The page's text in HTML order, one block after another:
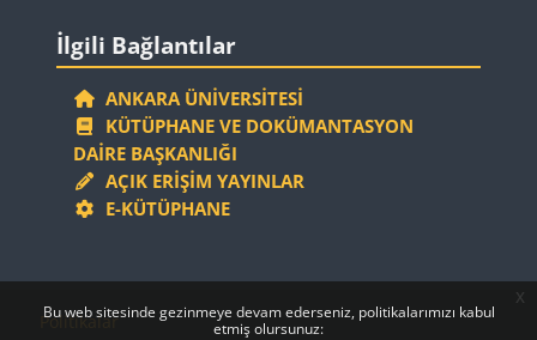
Bu web sitesinde gezinmeye devam ederseniz, politikalarımızı kabul
etmiş olursunuz:
x
Bloklar
İlgili Bağlantılar
ANKARA ÜNIVERSITESI
KÜTÜPHANE VE DOKÜMANTASYON
DAIRE BAŞKANLIĞI
AÇIK ERIŞIM YAYINLAR
E-KÜTÜPHANE
Bloklar
Bloklar
Politikalar